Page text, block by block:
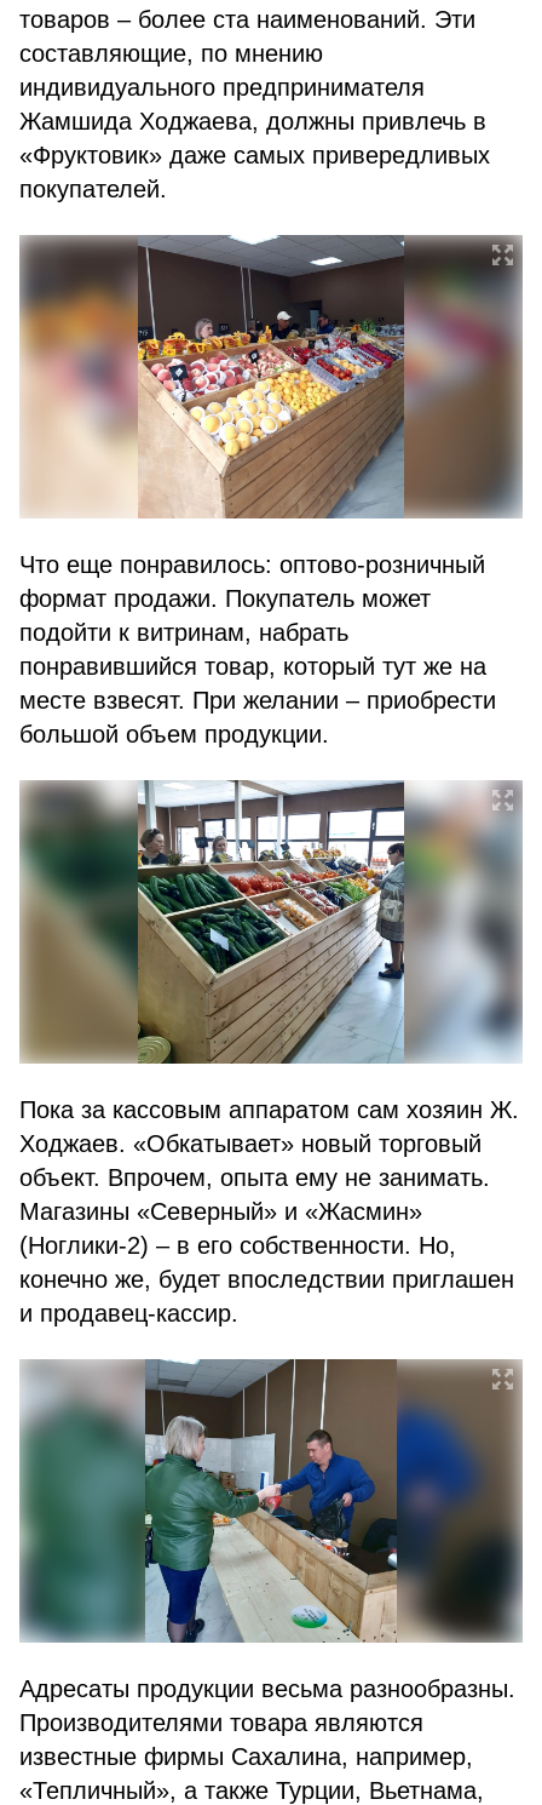
товаров – более ста наименований. Эти
составляющие, по мнению
индивидуального предпринимателя
Жамшида Ходжаева, должны привлечь в
«Фруктовик» даже самых привередливых
покупателей.
Что еще понравилось: оптово-розничный
формат продажи. Покупатель может
подойти к витринам, набрать
понравившийся товар, который тут же на
месте взвесят. При желании – приобрести
большой объем продукции.
Пока за кассовым аппаратом сам хозяин Ж.
Ходжаев. «Обкатывает» новый торговый
объект. Впрочем, опыта ему не занимать.
Магазины «Северный» и «Жасмин»
(Ноглики-2) – в его собственности. Но,
конечно же, будет впоследствии приглашен
и продавец-кассир.
Адресаты продукции весьма разнообразны.
Производителями товара являются
известные фирмы Сахалина, например,
«Тепличный», а также Турции, Вьетнама,